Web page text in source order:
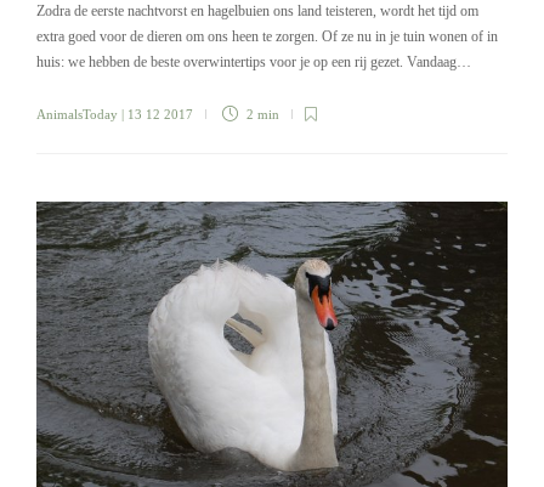
Zodra de eerste nachtvorst en hagelbuien ons land teisteren, wordt het tijd om
extra goed voor de dieren om ons heen te zorgen. Of ze nu in je tuin wonen of in
huis: we hebben de beste overwintertips voor je op een rij gezet. Vandaag…
AnimalsToday | 13 12 2017 2 min